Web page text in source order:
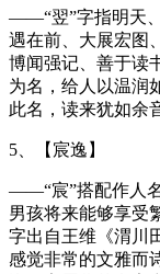
——“翌”字指明天
遇在前、大展宏图
博闻强记、善于读
为名，给人以温润
此名，读来犹如余
5、【宸逸】
——“宸”搭配作人
男孩将来能够享受
字出自王维《渭川
感觉非常的文雅而